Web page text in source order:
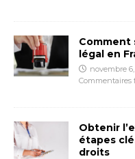
Comment
légal en
novembre
Commentaires
Obtenir
étapes
droits